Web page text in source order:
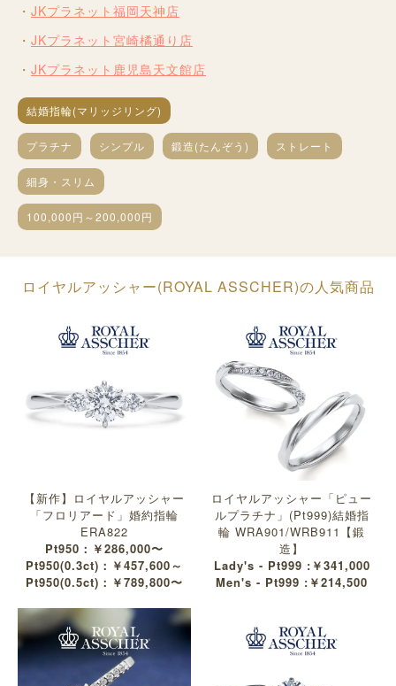
JKプラネット福岡天神店
JKプラネット宮崎橘通り店
JKプラネット鹿児島天文館店
結婚指輪(マリッジリング)
プラチナ シンプル 鍛造(たんぞう) ストレート
細身・スリム
100,000円～200,000円
ロイヤルアッシャー(ROYAL ASSCHER)の人気商品
【新作】ロイヤルアッシャー
「フロリアード」婚約指輪
ERA822
Pt950：￥286,000〜
Pt950(0.3ct)：￥457,600～
Pt950(0.5ct)：￥789,800〜
ロイヤルアッシャー「ピュー
ルプラチナ」(Pt999)結婚指
輪 WRA901/WRB911【鍛
造】
Lady's - Pt999 :￥341,000
Men's - Pt999 :￥214,500